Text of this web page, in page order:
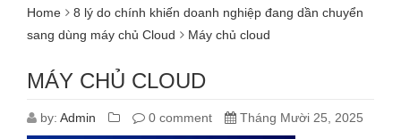
Home
8 lý do chính khiến doanh nghiệp đang dần chuyển
sang dùng máy chủ Cloud
Máy chủ cloud
MÁY CHỦ CLOUD
by: Admin 0 comment Tháng Mười 25, 2025